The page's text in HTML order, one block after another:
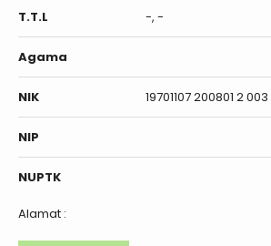
T.T.L -, -
Agama
NIK 19701107 200801 2 003
NIP
NUPTK
Alamat :